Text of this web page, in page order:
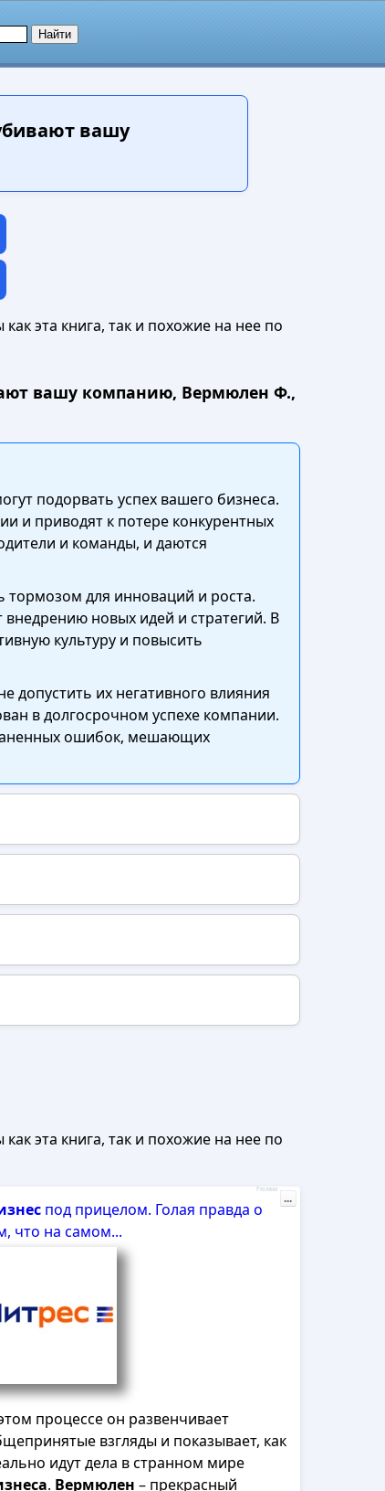
вашу
эта книга, так и похожие на нее по
вашу компанию, Вермюлен Ф.,
подорвать успех вашего бизнеса.
и приводят к потере конкурентных
и команды, и даются
тормозом для инноваций и роста.
новых идей и стратегий. В
культуру и повысить
допустить их негативного влияния
в долгосрочном успехе компании.
ошибок, мешающих
эта книга, так и похожие на нее по
под прицелом. Голая правда о
что на самом...
процессе он развенчивает
взгляды и показывает, как
идут дела в странном мире
. Вермюлен – прекрасный
Реклама
...